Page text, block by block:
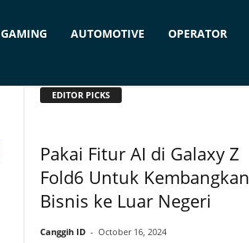
GAMING AUTOMOTIVE OPERATOR
EDITOR PICKS
Pakai Fitur AI di Galaxy Z
Fold6 Untuk Kembangkan
Bisnis ke Luar Negeri
Canggih ID - October 16, 2024